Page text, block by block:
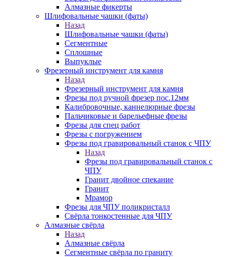
Алмазные фикерты
Шлифовальные чашки (фаты)
Назад
Шлифовальные чашки (фаты)
Сегментные
Сплошные
Выпуклые
Фрезерный инструмент для камня
Назад
Фрезерный инструмент для камня
Фрезы под ручной фрезер пос.12мм
Калибровочные, каннелюрные фрезы
Пальчиковые и барельефные фрезы
Фрезы для спец работ
Фрезы с погружением
Фрезы под гравировальный станок с ЧПУ
Назад
Фрезы под гравировальный станок с
ЧПУ
Гранит двойное спекание
Гранит
Мрамор
Фрезы для ЧПУ поликристалл
Свёрла тонкостенные для ЧПУ
Алмазные свёрла
Назад
Алмазные свёрла
Сегментные свёрла по граниту